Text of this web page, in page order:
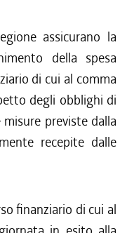
assicurano la
della spesa
di cui al comma
degli obblighi di
previste dalla
recepite dalle
finanziario di cui al